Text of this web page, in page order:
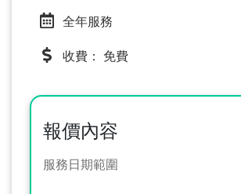
全年服務
收費： 免費
報價內容
服務日期範圍